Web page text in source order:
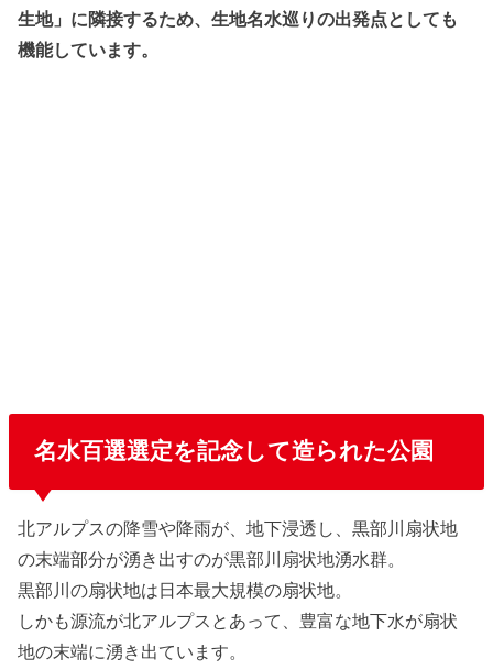
生地」に隣接するため、生地名水巡りの出発点としても
機能しています。
名水百選選定を記念して造られた公園
北アルプスの降雪や降雨が、地下浸透し、黒部川扇状地
の末端部分が湧き出すのが黒部川扇状地湧水群。
黒部川の扇状地は日本最大規模の扇状地。
しかも源流が北アルプスとあって、豊富な地下水が扇状
地の末端に湧き出ています。